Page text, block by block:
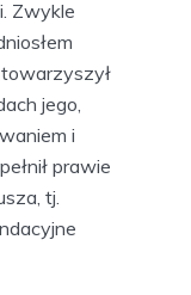
Zwykle
jego,
i
prawie
tj.